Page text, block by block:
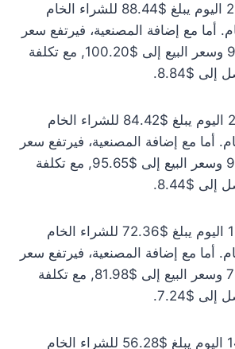
سعر الذهب عيار 22 اليوم يبلغ $88.44 للشراء الخام
الخام. أما مع إضافة المصنعية، فيرتفع سعر
الشراء إلى $97.28 وسعر البيع إلى $100.20, مع تكلفة
$8.84.
سعر الذهب عيار 21 اليوم يبلغ $84.42 للشراء الخام
الخام. أما مع إضافة المصنعية، فيرتفع سعر
الشراء إلى $92.86 وسعر البيع إلى $95.65, مع تكلفة
$8.44.
سعر الذهب عيار 18 اليوم يبلغ $72.36 للشراء الخام
الخام. أما مع إضافة المصنعية، فيرتفع سعر
الشراء إلى $79.60 وسعر البيع إلى $81.98, مع تكلفة
$7.24.
سعر الذهب عيار 14 اليوم يبلغ $56.28 للشراء الخام